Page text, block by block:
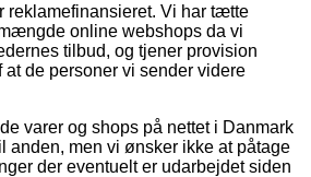
reklamefinansieret. Vi har tætte
online webshops da vi
tilbud, og tjener provision
de personer vi sender videre
varer og shops på nettet i Danmark
anden, men vi ønsker ikke at påtage
der eventuelt er udarbejdet siden